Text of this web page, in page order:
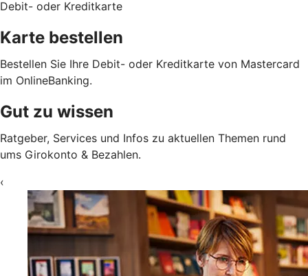
Debit- oder Kreditkarte
Karte bestellen
Bestellen Sie Ihre Debit- oder Kreditkarte von Mastercard
im OnlineBanking.
Gut zu wissen
Ratgeber, Services und Infos zu aktuellen Themen rund
ums Girokonto & Bezahlen.
‹